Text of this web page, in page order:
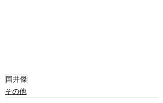
国井傑
その他